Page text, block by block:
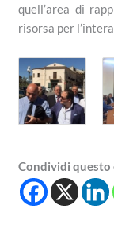
quell’area di
risorsa per
Condividi